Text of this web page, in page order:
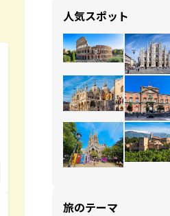
人気スポット
旅のテーマ